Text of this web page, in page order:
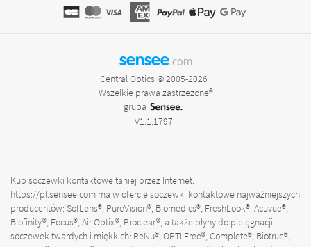
sensee.com
Central Optics © 2005-2026
Wszelkie prawa zastrzeżone®
grupa
V1.1.1797
Kup soczewki kontaktowe taniej przez Internet:
https://pl.sensee.com ma w ofercie soczewki kontaktowe najważniejszych
producentów: SofLens®, PureVision®, Biomedics®, FreshLook®, Acuvue®,
Biofinity®, Focus®, Air Optix®, Proclear®, a także płyny do pielęgnacji
soczewek twardych i miękkich: ReNu®, OPTI Free®, Complete®, Biotrue®,